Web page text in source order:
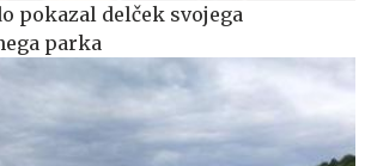
pokazal delček svojega
parka